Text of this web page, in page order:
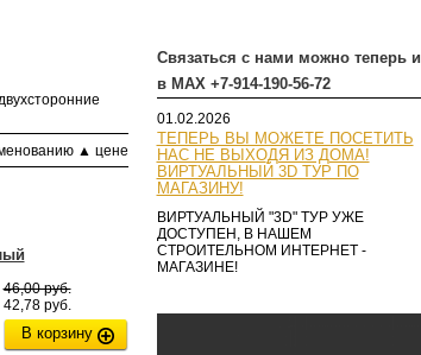
Связаться с нами можно теперь и
в MAX +7-914-190-56-72
01.02.2026
ТЕПЕРЬ ВЫ МОЖЕТЕ ПОСЕТИТЬ
НАС НЕ ВЫХОДЯ ИЗ ДОМА!
ВИРТУАЛЬНЫЙ 3D ТУР ПО
МАГАЗИНУ!
ВИРТУАЛЬНЫЙ "3D" ТУР УЖЕ
ДОСТУПЕН, В НАШЕМ
СТРОИТЕЛЬНОМ ИНТЕРНЕТ -
МАГАЗИНЕ!
▲ цене
46,00 руб.
42,78 руб.
В корзину